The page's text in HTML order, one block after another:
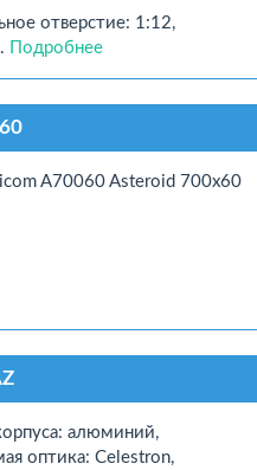
отверстие: 1:12,
Подробнее
A70060 Asteroid 700х60
алюминий,
оптика: Celestron,